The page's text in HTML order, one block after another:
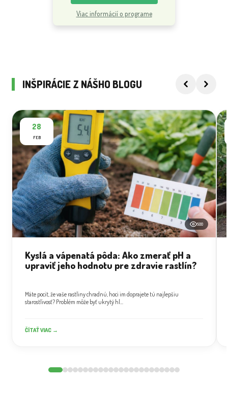
Viac informácií o programe
INŠPIRÁCIE Z NÁŠHO BLOGU
28
FEB
500
Kyslá a vápenatá pôda: Ako zmerať pH a
upraviť jeho hodnotu pre zdravie rastlín?
Máte pocit, že vaše rastliny chradnú, hoci im doprajete tú najlepšiu
starostlivosť? Problém môže byť ukrytý hl...
ČÍTAŤ VIAC →